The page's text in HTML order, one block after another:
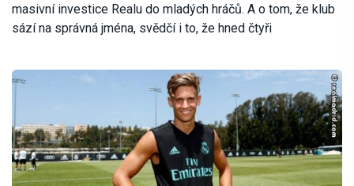
masivní investice Realu do mladých hráčů. A o tom, že klub
sází na správná jména, svědčí i to, že hned čtyři